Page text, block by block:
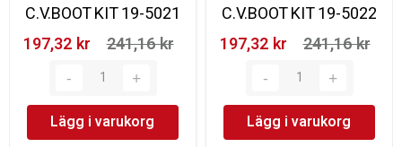
C.V.BOOT KIT 19-5021
197,32 kr‎
241,16 kr‎
Lägg i varukorg
C.V.BOOT KIT 19-5022
197,32 kr‎
241,16 kr‎
Lägg i varukorg